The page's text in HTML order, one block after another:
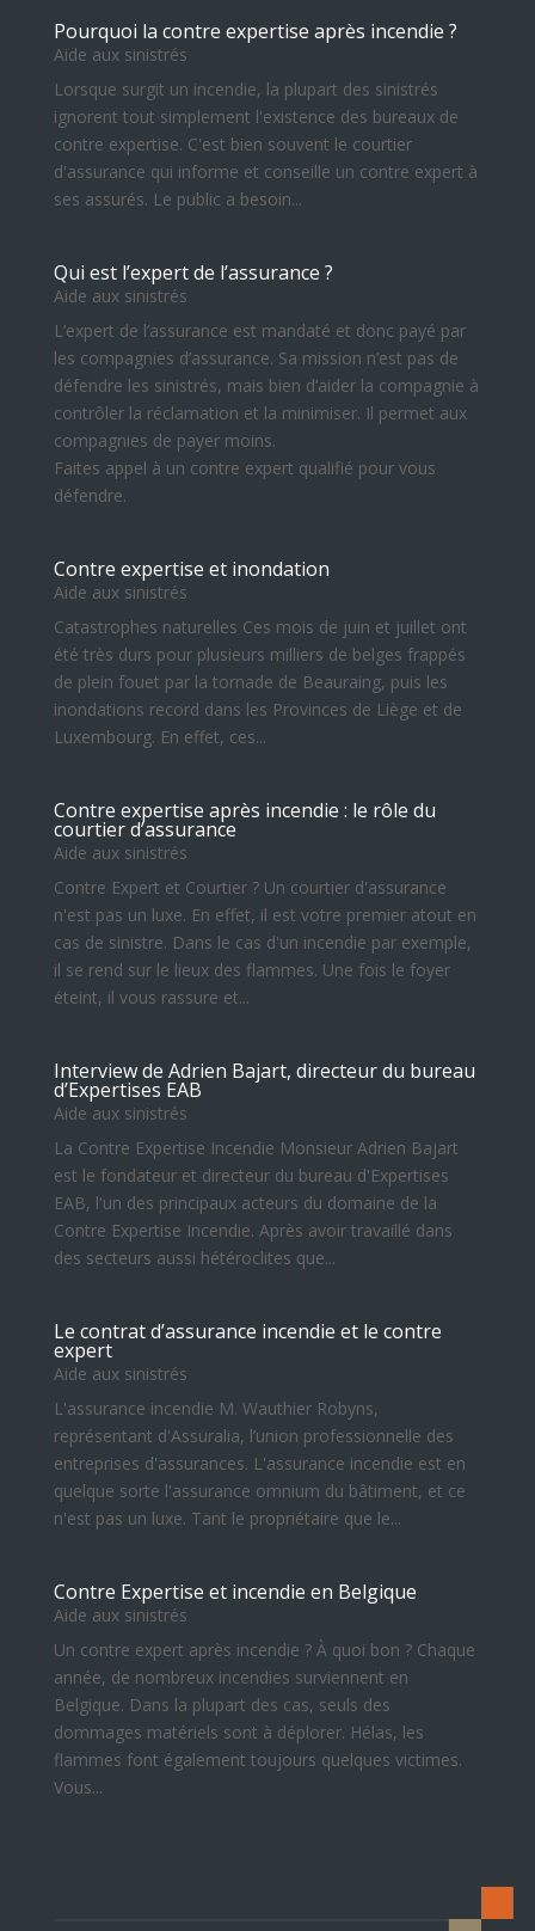
Pourquoi la contre expertise après incendie ?
Aide aux sinistrés
Lorsque surgit un incendie, la plupart des sinistrés
ignorent tout simplement l'existence des bureaux de
contre expertise. C'est bien souvent le courtier
d'assurance qui informe et conseille un contre expert à
ses assurés. Le public a besoin...
Qui est l’expert de l’assurance ?
Aide aux sinistrés
L’expert de l’assurance est mandaté et donc payé par
les compagnies d’assurance. Sa mission n’est pas de
défendre les sinistrés, mais bien d’aider la compagnie à
contrôler la réclamation et la minimiser. Il permet aux
compagnies de payer moins.
Faites appel à un contre expert qualifié pour vous
défendre.
Contre expertise et inondation
Aide aux sinistrés
Catastrophes naturelles Ces mois de juin et juillet ont
été très durs pour plusieurs milliers de belges frappés
de plein fouet par la tornade de Beauraing, puis les
inondations record dans les Provinces de Liège et de
Luxembourg. En effet, ces...
Contre expertise après incendie : le rôle du
courtier d’assurance
Aide aux sinistrés
Contre Expert et Courtier ? Un courtier d'assurance
n'est pas un luxe. En effet, il est votre premier atout en
cas de sinistre. Dans le cas d'un incendie par exemple,
il se rend sur le lieux des flammes. Une fois le foyer
éteint, il vous rassure et...
Interview de Adrien Bajart, directeur du bureau
d’Expertises EAB
Aide aux sinistrés
La Contre Expertise Incendie Monsieur Adrien Bajart
est le fondateur et directeur du bureau d'Expertises
EAB, l'un des principaux acteurs du domaine de la
Contre Expertise Incendie. Après avoir travaillé dans
des secteurs aussi hétéroclites que...
Le contrat d’assurance incendie et le contre
expert
Aide aux sinistrés
L'assurance incendie M. Wauthier Robyns,
représentant d'Assuralia, l’union professionnelle des
entreprises d'assurances. L'assurance incendie est en
quelque sorte l'assurance omnium du bâtiment, et ce
n'est pas un luxe. Tant le propriétaire que le...
Contre Expertise et incendie en Belgique
Aide aux sinistrés
Un contre expert après incendie ? À quoi bon ? Chaque
année, de nombreux incendies surviennent en
Belgique. Dans la plupart des cas, seuls des
dommages matériels sont à déplorer. Hélas, les
flammes font également toujours quelques victimes.
Vous...